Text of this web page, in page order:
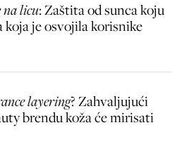
na licu: Zaštita od sunca koju
koja je osvojila korisnike
layering? Zahvaljujući
brendu koža će mirisati